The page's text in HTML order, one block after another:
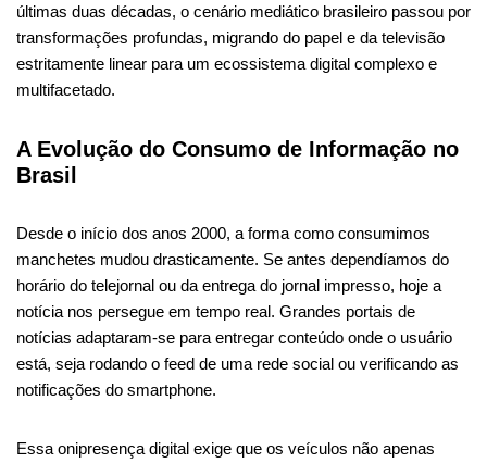
últimas duas décadas, o cenário mediático brasileiro passou por
transformações profundas, migrando do papel e da televisão
estritamente linear para um ecossistema digital complexo e
multifacetado.
A Evolução do Consumo de Informação no
Brasil
Desde o início dos anos 2000, a forma como consumimos
manchetes mudou drasticamente. Se antes dependíamos do
horário do telejornal ou da entrega do jornal impresso, hoje a
notícia nos persegue em tempo real. Grandes portais de
notícias adaptaram-se para entregar conteúdo onde o usuário
está, seja rodando o feed de uma rede social ou verificando as
notificações do smartphone.
Essa onipresença digital exige que os veículos não apenas